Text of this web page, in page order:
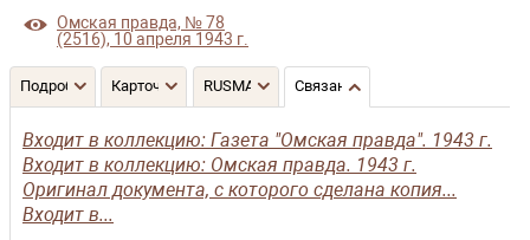
Омская правда, № 78
(2516), 10 апреля 1943 г.
Подробнее Карточка RUSMARC Связанные записи
Входит в коллекцию: Газета "Омская правда". 1943 г.
Входит в коллекцию: Омская правда. 1943 г.
Оригинал документа, с которого сделана копия...
Входит в...